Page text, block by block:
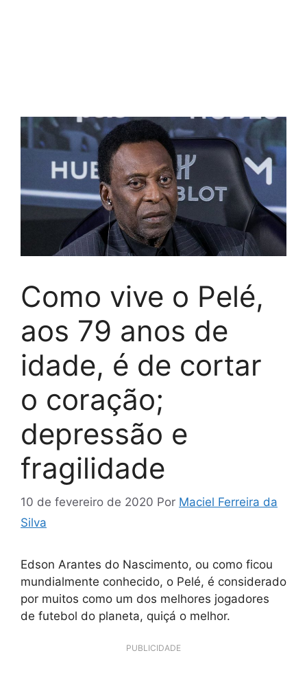
Como vive o Pelé,
aos 79 anos de
idade, é de cortar
o coração;
depressão e
fragilidade
10 de fevereiro de 2020 Por Maciel Ferreira da
Silva
Edson Arantes do Nascimento, ou como ficou
mundialmente conhecido, o Pelé, é considerado
por muitos como um dos melhores jogadores
de futebol do planeta, quiçá o melhor.
PUBLICIDADE